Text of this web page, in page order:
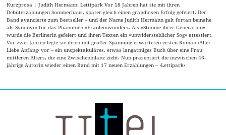
Kurzprosa | Judith Hermann: Lettipark Vor 18 Jahren hat sie mit ihren
Debüterzählungen Sommerhaus, später gleich einen grandiosen Erfolg gefeiert. Der
Band avancierte zum Bestseller – und der Name Judith Hermann galt fortan beinahe
als Synonym für das Phänomen »Fräuleinwunder«. Als »Stimme ihrer Generation«
wurde die Berlinerin gefeiert und ihren Texten ein »unwiderstehlicher Sog« attestiert.
Vor zwei Jahren legte sie ihren mit großer Spannung erwarteten ersten Roman ›Aller
Liebe Anfang‹ vor – ein unspektakuläres, etwas langatmiges Buch über eine Frau
mittleren Alters, die eine Zwischenbilanz zieht. Nun präsentiert die inzwischen 46-
jährige Autorin wieder einen Band mit 17 neuen Erzählungen – ›Lettipark‹